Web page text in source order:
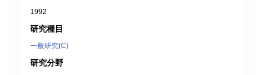
1992
研究種目
一般研究(C)
研究分野